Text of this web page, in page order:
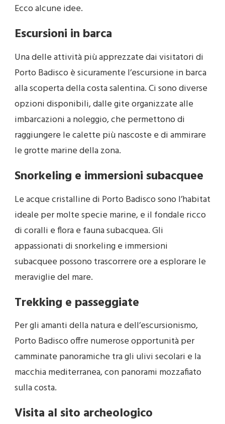
Ecco alcune idee.
Escursioni in barca
Una delle attività più apprezzate dai visitatori di
Porto Badisco è sicuramente l’escursione in barca
alla scoperta della costa salentina. Ci sono diverse
opzioni disponibili, dalle gite organizzate alle
imbarcazioni a noleggio, che permettono di
raggiungere le calette più nascoste e di ammirare
le grotte marine della zona.
Snorkeling e immersioni subacquee
Le acque cristalline di Porto Badisco sono l’habitat
ideale per molte specie marine, e il fondale ricco
di coralli e flora e fauna subacquea. Gli
appassionati di snorkeling e immersioni
subacquee possono trascorrere ore a esplorare le
meraviglie del mare.
Trekking e passeggiate
Per gli amanti della natura e dell’escursionismo,
Porto Badisco offre numerose opportunità per
camminate panoramiche tra gli ulivi secolari e la
macchia mediterranea, con panorami mozzafiato
sulla costa.
Visita al sito archeologico